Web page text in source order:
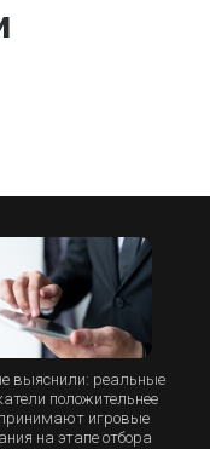
выяснили: реальные
положительнее
игровые
на этапе отбора